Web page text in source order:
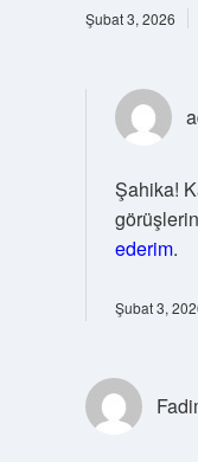
Şubat 3, 2026
Şahika!
ederim.
Şubat 3,